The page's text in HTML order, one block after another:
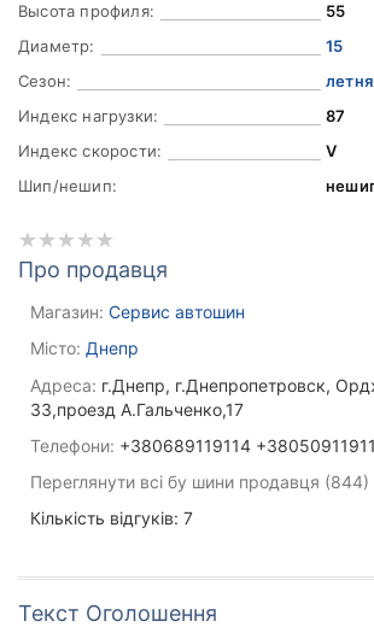
Высота профиля:
55
Диаметр:
15
Сезон:
Индекс нагрузки:
87
Индекс скорости:
V
Шип/нешип:
Про продавця
Магазин: Сервис автошин
Місто: Днепр
Адреса: г.Днепр, г.Днепропетровск,
33,проезд А.Гальченко,17
Телефони: +380689119114
Переглянути всі бу шини продавця (844)
Кількість відгуків: 7
Текст Оголошення